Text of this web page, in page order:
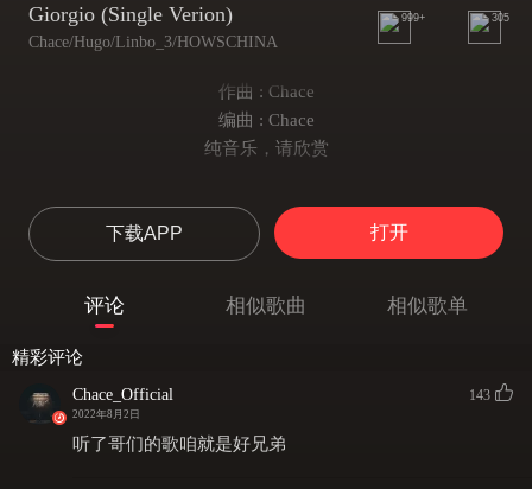
Giorgio (Single Verion)
Chace/Hugo/Linbo_3/HOWSCHINA
999+ 305
作曲 : Chace
编曲 : Chace
纯音乐，请欣赏
下载APP 打开
评论 相似歌曲 相似歌单
精彩评论
Chace_Official
2022年8月2日
143
听了哥们的歌咱就是好兄弟